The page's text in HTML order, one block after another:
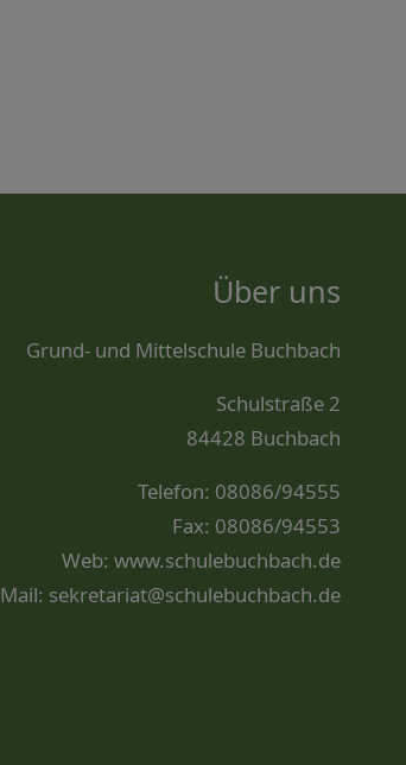
Über uns
Grund- und Mittelschule Buchbach
Schulstraße 2
84428 Buchbach
Telefon: 08086/94555
Fax: 08086/94553
Web:www.schulebuchbach.de
Mail: sekretariat@schulebuchbach.de